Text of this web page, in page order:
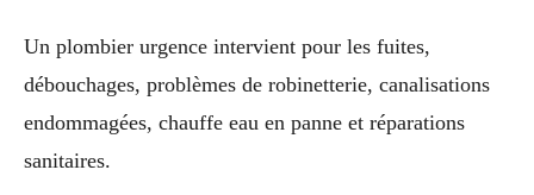
Un plombier urgence intervient pour les fuites,
débouchages, problèmes de robinetterie, canalisations
endommagées, chauffe eau en panne et réparations
sanitaires.